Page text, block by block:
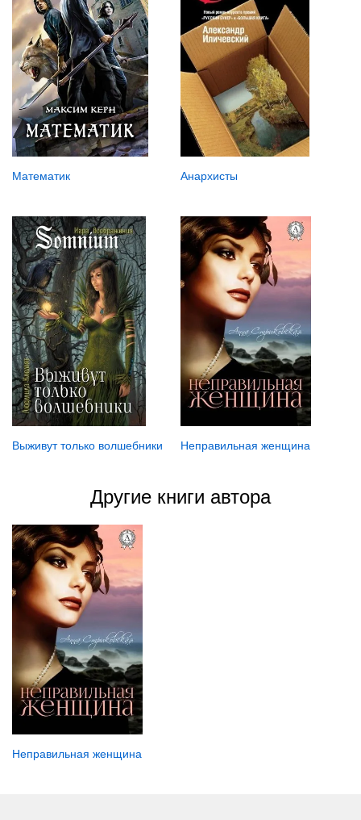
Математик Анархисты
Выживут только волшебники Неправильная женщина
Другие книги автора
Неправильная женщина